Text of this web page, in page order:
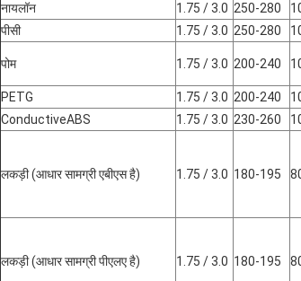
नायलॉन 1.75 / 3.0 250-280
पीसी
1.75 / 3.0 250-280
पोम 1.75 / 3.0 200-240
PETG
1.75 / 3.0 200-240
ConductiveABS
1.75 / 3.0 230-260
लकड़ी (आधार सामग्री एबीएस है) 1.75 / 3.0 180-195
लकड़ी (आधार सामग्री पीएलए है) 1.75 / 3.0 180-195